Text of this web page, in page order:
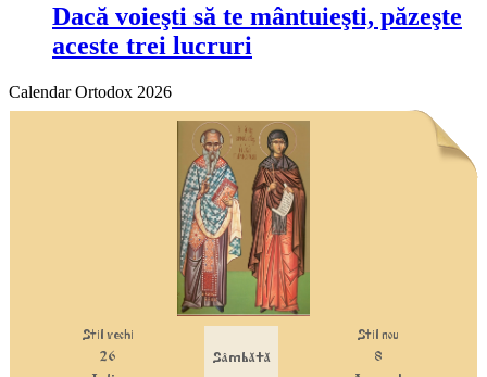
Dacă voieşti să te mântuieşti, păzeşte
aceste trei lucruri
Calendar Ortodox 2026